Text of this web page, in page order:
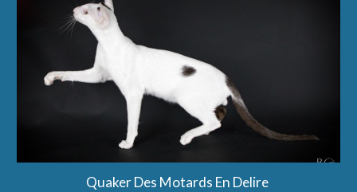
Quaker Des Motards En Delire